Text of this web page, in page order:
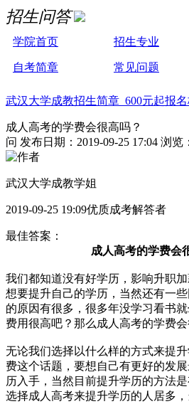
招生问答
学院首页 招生专业
自考简章 常见问题
武汉大学成教招生简章 600元起报
成人高考的学费会很高吗？
问 发布日期：2019-09-25 17:04 浏览
武汉大学成教学姐
2019-09-25 19:09优质成考解答者
最佳答案：
成人高考的学费会
我们都知道没有好学历，影响升职
想要提升自己的学历，当然还有一
的原因有很多，很多年没学习看书
费用很高吧？那么成人高考的学费会
无论我们选择以什么样的方式来提
费这个话题，要想自己有更好的发
历入手，当然目前提升学历的方法
选择成人高考来提升学历的人居多